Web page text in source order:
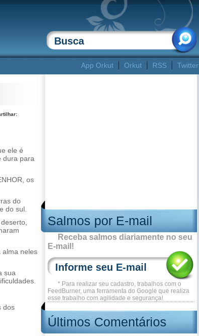
App Orkut Orkut RSS Twitter
Salmos por E-mail
Receba salmos diariamente no seu
E-mail!
* Para realizar seu cadastro, trabalhos com o
FeedBurner, uma ferramenta do Google que realiza
esse trabalho com agilidade e segurança!
Últimos Comentários
ele é
dura para
os
do
do sul.
alma neles
sua
dos